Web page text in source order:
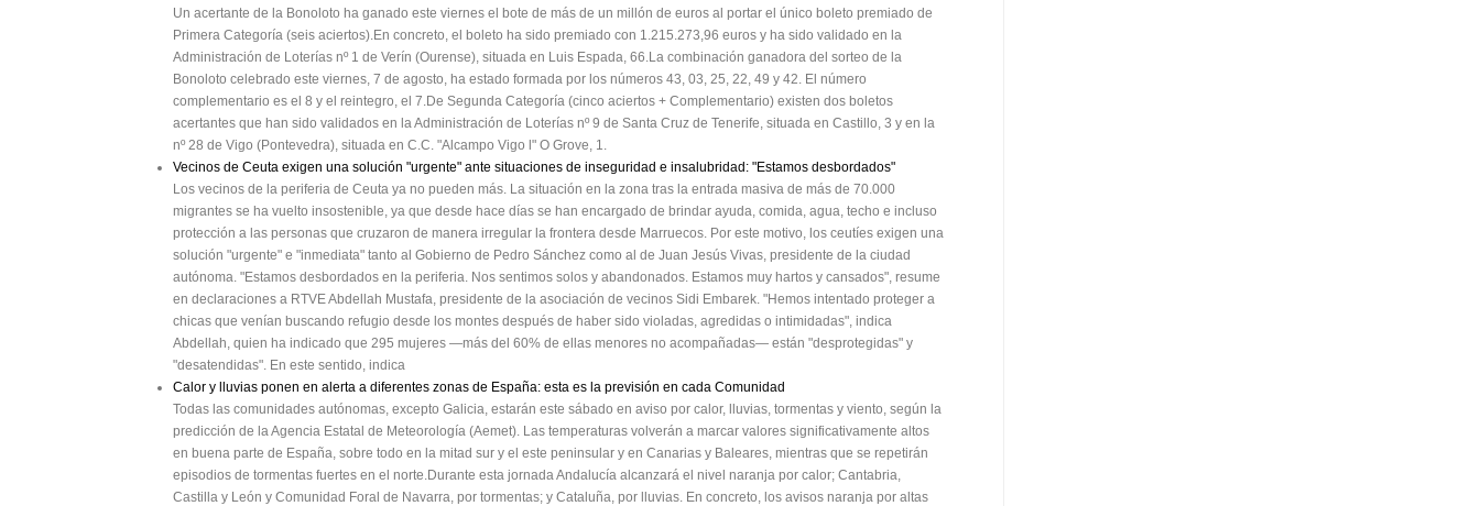
Un acertante de la Bonoloto ha ganado este viernes el bote de más de un millón de euros al portar el único boleto premiado de
Primera Categoría (seis aciertos).En concreto, el boleto ha sido premiado con 1.215.273,96 euros y ha sido validado en la
Administración de Loterías nº 1 de Verín (Ourense), situada en Luis Espada, 66.La combinación ganadora del sorteo de la
Bonoloto celebrado este viernes, 7 de agosto, ha estado formada por los números 43, 03, 25, 22, 49 y 42. El número
complementario es el 8 y el reintegro, el 7.De Segunda Categoría (cinco aciertos + Complementario) existen dos boletos
acertantes que han sido validados en la Administración de Loterías nº 9 de Santa Cruz de Tenerife, situada en Castillo, 3 y en la
nº 28 de Vigo (Pontevedra), situada en C.C. "Alcampo Vigo l" O Grove, 1.
Vecinos de Ceuta exigen una solución "urgente" ante situaciones de inseguridad e insalubridad: "Estamos desbordados"
Los vecinos de la periferia de Ceuta ya no pueden más. La situación en la zona tras la entrada masiva de más de 70.000
migrantes se ha vuelto insostenible, ya que desde hace días se han encargado de brindar ayuda, comida, agua, techo e incluso
protección a las personas que cruzaron de manera irregular la frontera desde Marruecos. Por este motivo, los ceutíes exigen una
solución "urgente" e "inmediata" tanto al Gobierno de Pedro Sánchez como al de Juan Jesús Vivas, presidente de la ciudad
autónoma. "Estamos desbordados en la periferia. Nos sentimos solos y abandonados. Estamos muy hartos y cansados", resume
en declaraciones a RTVE Abdellah Mustafa, presidente de la asociación de vecinos Sidi Embarek. "Hemos intentado proteger a
chicas que venían buscando refugio desde los montes después de haber sido violadas, agredidas o intimidadas", indica
Abdellah, quien ha indicado que 295 mujeres —más del 60% de ellas menores no acompañadas— están "desprotegidas" y
"desatendidas". En este sentido, indica
Calor y lluvias ponen en alerta a diferentes zonas de España: esta es la previsión en cada Comunidad
Todas las comunidades autónomas, excepto Galicia, estarán este sábado en aviso por calor, lluvias, tormentas y viento, según la
predicción de la Agencia Estatal de Meteorología (Aemet). Las temperaturas volverán a marcar valores significativamente altos
en buena parte de España, sobre todo en la mitad sur y el este peninsular y en Canarias y Baleares, mientras que se repetirán
episodios de tormentas fuertes en el norte.Durante esta jornada Andalucía alcanzará el nivel naranja por calor; Cantabria,
Castilla y León y Comunidad Foral de Navarra, por tormentas; y Cataluña, por lluvias. En concreto, los avisos naranja por altas